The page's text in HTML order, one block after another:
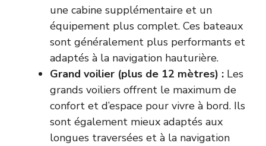
une cabine supplémentaire et un
équipement plus complet. Ces bateaux
sont généralement plus performants et
adaptés à la navigation hauturière.
Grand voilier (plus de 12 mètres) : Les
grands voiliers offrent le maximum de
confort et d’espace pour vivre à bord. Ils
sont également mieux adaptés aux
longues traversées et à la navigation